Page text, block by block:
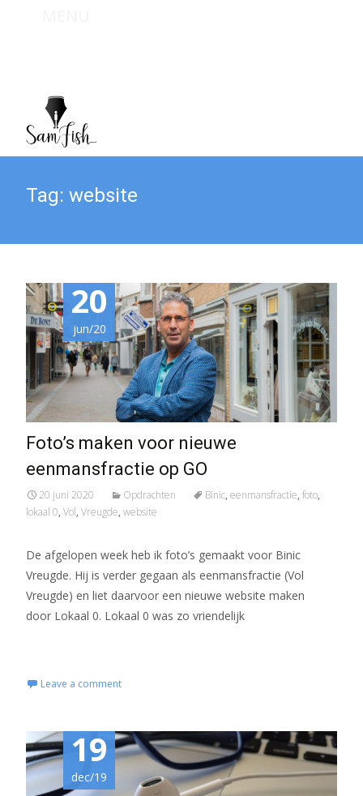
Tag: website
20
jun/20
Foto’s maken voor nieuwe
eenmansfractie op GO
20 juni 2020 Opdrachten Binic, eenmansfractie, foto,
lokaal 0, Vol, Vreugde, website
De afgelopen week heb ik foto’s gemaakt voor Binic
Vreugde. Hij is verder gegaan als eenmansfractie (Vol
Vreugde) en liet daarvoor een nieuwe website maken
door Lokaal 0. Lokaal 0 was zo vriendelijk
Leave a comment
19
dec/19